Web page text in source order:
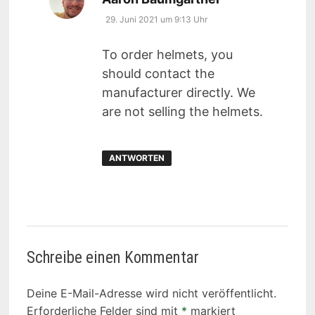
29. Juni 2021 um 9:13 Uhr
To order helmets, you
should contact the
manufacturer directly. We
are not selling the helmets.
ANTWORTEN
Schreibe einen Kommentar
Deine E-Mail-Adresse wird nicht veröffentlicht.
Erforderliche Felder sind mit * markiert